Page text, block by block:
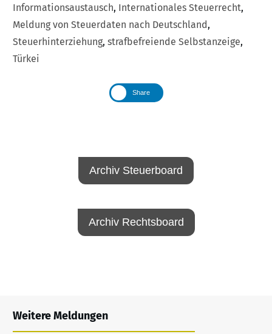
Informationsaustausch, Internationales Steuerrecht,
Meldung von Steuerdaten nach Deutschland,
Steuerhinterziehung, strafbefreiende Selbstanzeige,
Türkei
Share
Archiv Steuerboard
Archiv Rechtsboard
Weitere Meldungen